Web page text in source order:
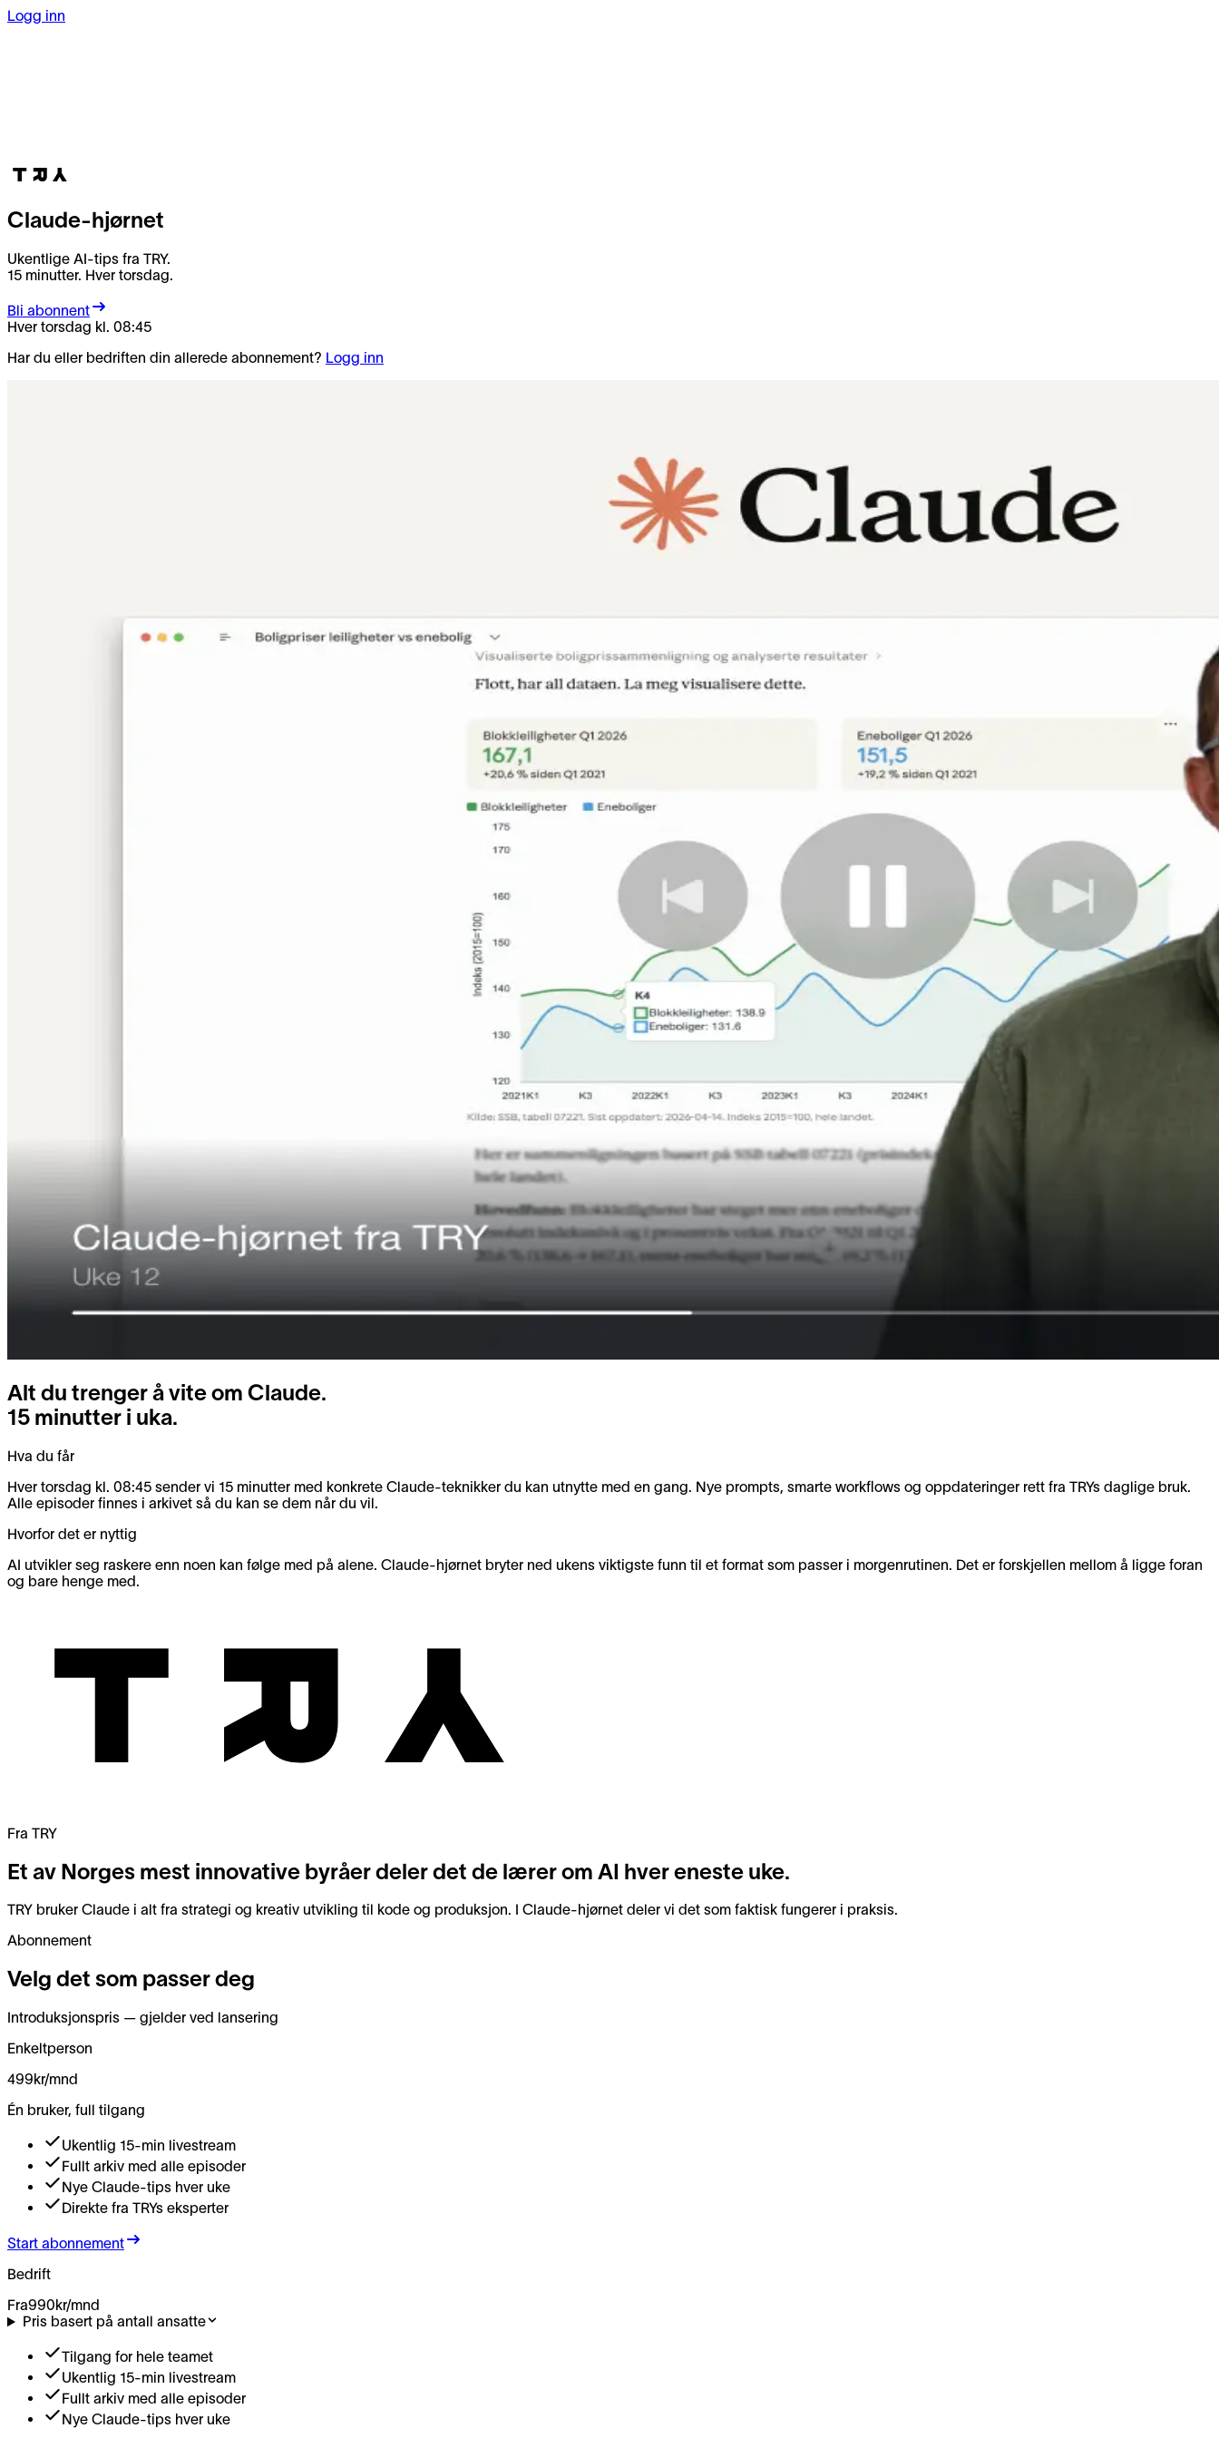
Logg inn
Claude-hjørnet
Ukentlige AI-tips fra TRY.
15 minutter. Hver torsdag.
Bli abonnent
Hver torsdag kl. 08:45
Har du eller bedriften din allerede abonnement? Logg inn
Alt du trenger å vite om Claude.
15 minutter i uka.
Hva du får
Hver torsdag kl. 08:45 sender vi 15 minutter med konkrete Claude-teknikker du kan utnytte med en gang. Nye prompts, smarte workflows og oppdateringer rett fra TRYs daglige bruk.
Alle episoder finnes i arkivet så du kan se dem når du vil.
Hvorfor det er nyttig
AI utvikler seg raskere enn noen kan følge med på alene. Claude-hjørnet bryter ned ukens viktigste funn til et format som passer i morgenrutinen. Det er forskjellen mellom å ligge foran
og bare henge med.
Fra TRY
Et av Norges mest innovative byråer deler det de lærer om AI hver eneste uke.
TRY bruker Claude i alt fra strategi og kreativ utvikling til kode og produksjon. I Claude-hjørnet deler vi det som faktisk fungerer i praksis.
Abonnement
Velg det som passer deg
Introduksjonspris — gjelder ved lansering
Enkeltperson
499kr/mnd
Én bruker, full tilgang
Ukentlig 15-min livestream
Fullt arkiv med alle episoder
Nye Claude-tips hver uke
Direkte fra TRYs eksperter
Start abonnement
Bedrift
Fra990kr/mnd
Pris basert på antall ansatte
Tilgang for hele teamet
Ukentlig 15-min livestream
Fullt arkiv med alle episoder
Nye Claude-tips hver uke